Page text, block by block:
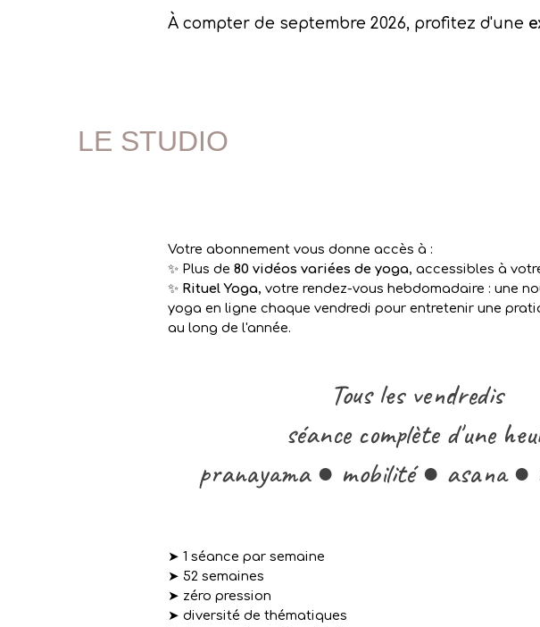
À compter de septembre 2026, profitez d'une
LE STUDIO
Votre abonnement vous donne accès à :
✨ Plus de 80 vidéos variées de yoga, accessibles à
✨ Rituel Yoga, votre rendez-vous hebdomadaire : une
yoga en ligne chaque vendredi pour entretenir une
au long de l'année.
Tous les vendredis
séance complète d'une
pranayama ● mobilité ● asana ●
➤ 1 séance par semaine
➤ 52 semaines
➤ zéro pression
➤ diversité de thématiques